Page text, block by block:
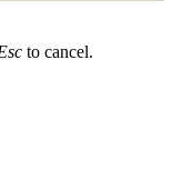
to cancel.